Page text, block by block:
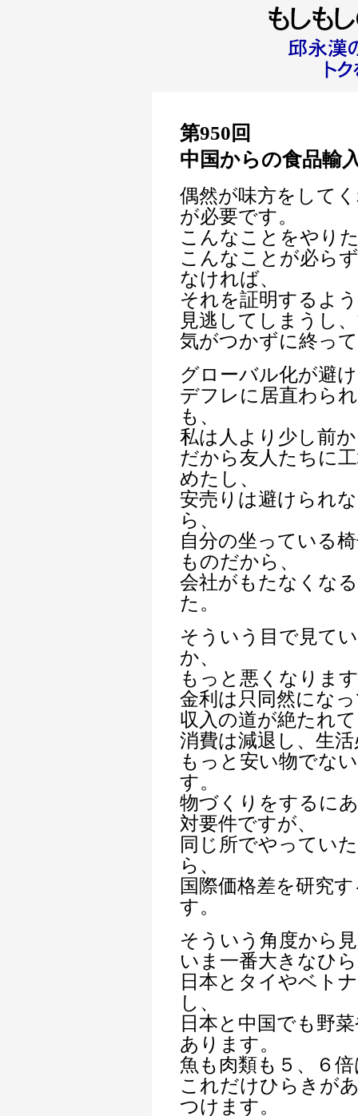
第950回
中国からの食品輸
偶然が味方をして
が必要です。
こんなことをやり
こんなことが必ら
なければ、
それを証明するよ
見逃してしまうし
気がつかずに終っ
グローバル化が避
デフレに居直わら
も、
私は人より少し前
だから友人たちに
めたし、
安売りは避けられ
ら、
自分の坐っている
ものだから、
会社がもたなくな
た。
そういう目で見て
か、
もっと悪くなりま
金利は只同然にな
収入の道が絶たれ
消費は減退し、生
もっと安い物でな
す。
物づくりをするに
対要件ですが、
同じ所でやってい
ら、
国際価格差を研究
す。
そういう角度から
いま一番大きなひ
日本とタイやベト
し、
日本と中国でも野
あります。
魚も肉類も５、６
これだけひらきが
つけます。